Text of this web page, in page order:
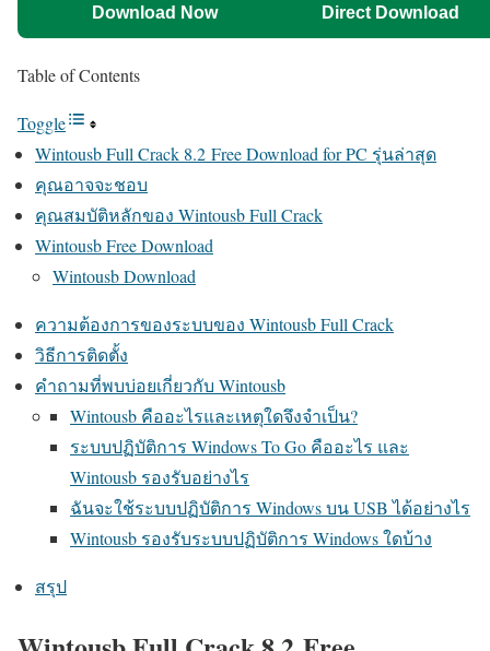
Download Now Direct Download
Table of Contents
Toggle
Wintousb Full Crack 8.2 Free Download for PC รุ่นล่าสุด
คุณอาจจะชอบ
คุณสมบัติหลักของ Wintousb Full Crack
Wintousb Free Download
Wintousb Download
ความต้องการของระบบของ Wintousb Full Crack
วิธีการติดตั้ง
คำถามที่พบบ่อยเกี่ยวกับ Wintousb
Wintousb คืออะไรและเหตุใดจึงจำเป็น?
ระบบปฏิบัติการ Windows To Go คืออะไร และ
Wintousb รองรับอย่างไร
ฉันจะใช้ระบบปฏิบัติการ Windows บน USB ได้อย่างไร
Wintousb รองรับระบบปฏิบัติการ Windows ใดบ้าง
สรุป